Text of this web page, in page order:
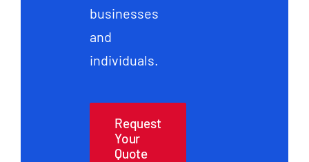
businesses
and
individuals.
Request
Your
Quote